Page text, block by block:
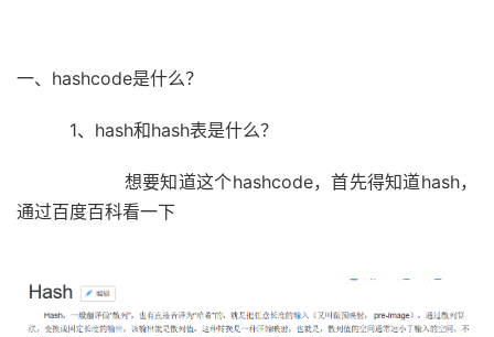
一、hashcode是什么？
1、hash和hash表是什么？
想要知道这个hashcode，首先得知道hash，
通过百度百科看一下